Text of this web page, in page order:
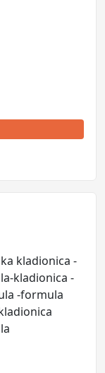
kladionica -
kladionica -
-formula